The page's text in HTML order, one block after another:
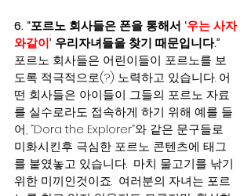
6. “포르노 회사들은 폰을 통해서 ‘우는 사자
와같이’ 우리자녀들을 찾기 때문입니다.”
포르노 회사들은 어린이들이 포르노를 보
도록 적극적으로(?) 노력하고 있습니다. 어
떤 회사들은 아이들이 그들의 포르노 자료
를 실수로라도 접속하게 하기 위해 예를 들
어, “Dora the Explorer”와 같은 문구들로
미화시킨후 극심한 포르노 콘텐츠에 태그
를 붙였놓고 있습니다.  마치 물고기를 낚기
위한 미끼인것이죠.  여러분의 자녀는 포르